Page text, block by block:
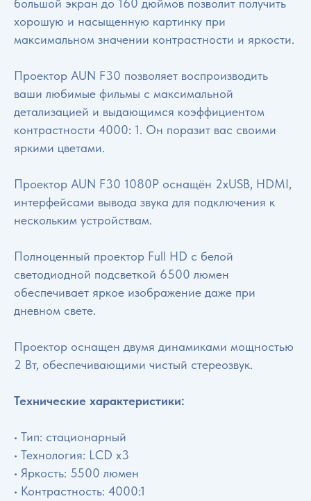
большой экран до 160 дюймов позволит получить
хорошую и насыщенную картинку при
максимальном значении контрастности и яркости.
Проектор AUN F30 позволяет воспроизводить
ваши любимые фильмы с максимальной
детализацией и выдающимся коэффициентом
контрастности 4000: 1. Он поразит вас своими
яркими цветами.
Проектор AUN F30 1080P оснащён 2xUSB, HDMI,
интерфейсами вывода звука для подключения к
нескольким устройствам.
Полноценный проектор Full HD с белой
светодиодной подсветкой 6500 люмен
обеспечивает яркое изображение даже при
дневном свете.
Проектор оснащен двумя динамиками мощностью
2 Вт, обеспечивающими чистый стереозвук.
Технические характеристики:
• Тип: стационарный
• Технология: LCD x3
• Яркость: 5500 люмен
• Контрастность: 4000:1